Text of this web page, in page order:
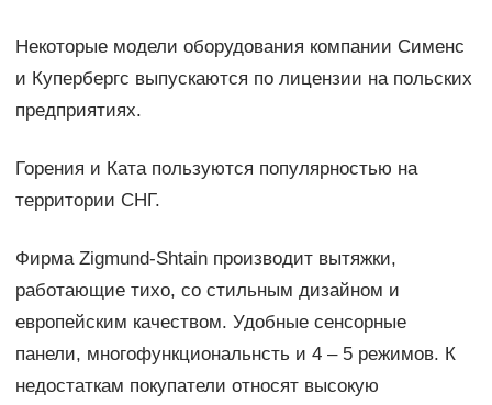
Некоторые модели оборудования компании Сименс
и Купербергс выпускаются по лицензии на польских
предприятиях.
Горения и Ката пользуются популярностью на
территории СНГ.
Фирма Zigmund-Shtain производит вытяжки,
работающие тихо, со стильным дизайном и
европейским качеством. Удобные сенсорные
панели, многофункциональнсть и 4 – 5 режимов. К
недостаткам покупатели относят высокую